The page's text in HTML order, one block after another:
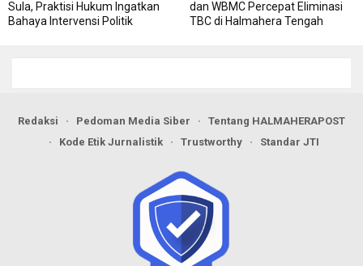
Sula, Praktisi Hukum Ingatkan
Bahaya Intervensi Politik
dan WBMC Percepat Eliminasi
TBC di Halmahera Tengah
Redaksi Pedoman Media Siber
Tentang HALMAHERAPOST
Kode Etik Jurnalistik
Trustworthy Standar JTI